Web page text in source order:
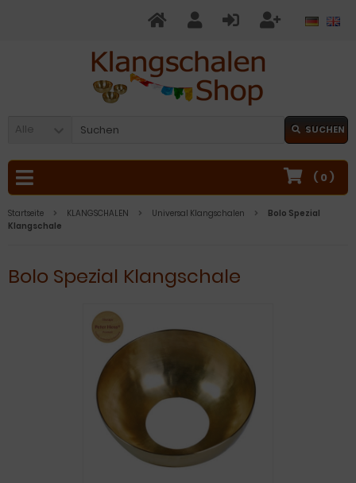
Alle SUCHEN
( 0 )
Startseite KLANGSCHALEN Universal Klangschalen
Bolo Spezial
Klangschale
Bolo Spezial Klangschale